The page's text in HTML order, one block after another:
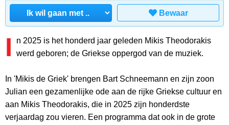
Bewaar
I
n 2025 is het honderd jaar geleden Mikis Theodorakis
werd geboren; de Griekse oppergod van de muziek.
In 'Mikis de Griek' brengen Bart Schneemann en zijn zoon
Julian een gezamenlijke ode aan de rijke Griekse cultuur en
aan Mikis Theodorakis, die in 2025 zijn honderdste
verjaardag zou vieren. Een programma dat ook in de grote